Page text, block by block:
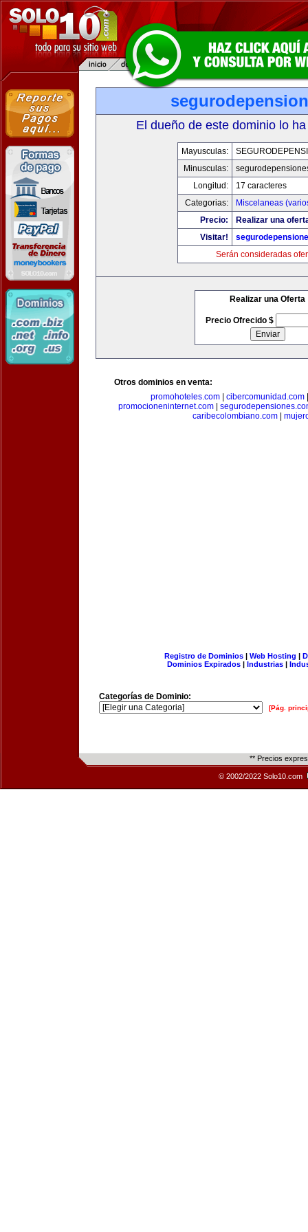
El dueño de este dominio lo
Mayusculas:
Minusculas:
Longitud:
17 caracteres
Categorias:
Miscelaneas
Precio:
Realizar una
Visitar!
Serán consideradas
Realizar una Oferta
Precio Ofrecido $
Otros dominios en venta:
promohoteles.com
cibercomunidad.com
promocioneninternet.com|
caribecolombiano.com|
Registro de Dominios| Web Hosting |
Dominios Expirados | Industrias |
Categorías de Dominio:
[Pág.
** Precios
© 2002/2022 Solo10.com